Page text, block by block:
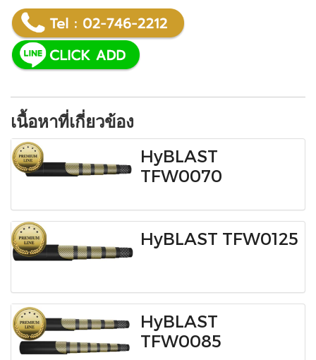
เนื้อหาที่เกี่ยวข้อง
HyBLAST
TFW0070
HyBLAST TFW0125
HyBLAST
TFW0085